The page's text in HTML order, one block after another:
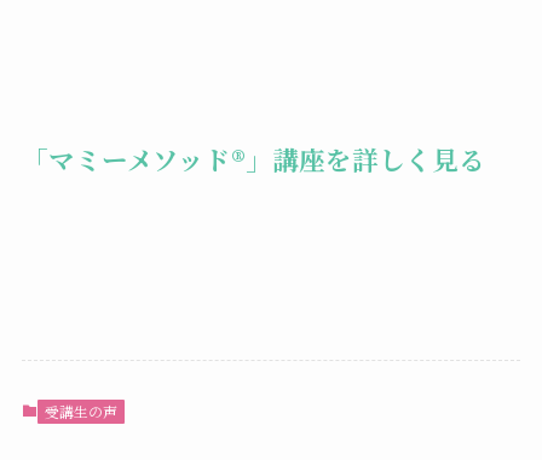
「マミーメソッド®︎」講座を詳しく見る
受講生の声